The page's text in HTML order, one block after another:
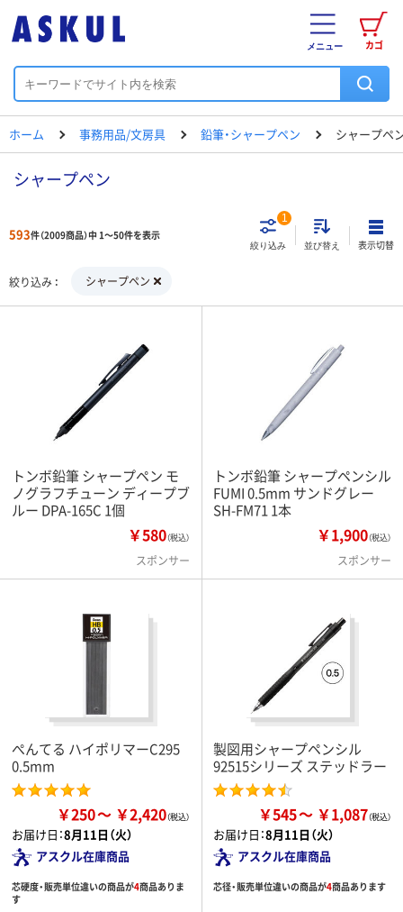
カゴ
メニュー
ホーム 事務用品/文房具 鉛筆・シャープペン シャープペ
シャープペン
593件（2009商品）中 1～50件を表示
絞り込み
1
並び替え 表示切替
絞り込み シャープペン
トンボ鉛筆 シャープペン モ
ノグラフチューン ディープブ
ルー DPA-165C 1個
￥580（税込）
スポンサー
トンボ鉛筆 シャープペンシル
FUMI 0.5mm サンドグレー
SH-FM71 1本
￥1,900（税込）
スポンサー
ぺんてる ハイポリマーC295
0.5mm
￥250 ￥2,420
お届け日：8月11日（火）
アスクル在庫商品
芯硬度・販売単位違いの商品が4商品ありま
す
製図用シャープペンシル
92515シリーズ ステッドラー
￥545 ￥1,087
お届け日：8月11日（火）
アスクル在庫商品
芯径・販売単位違いの商品が4商品あります